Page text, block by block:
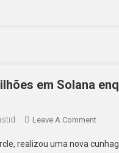
em Solana
Leave A CommentOn
Cunha
realizou uma nova